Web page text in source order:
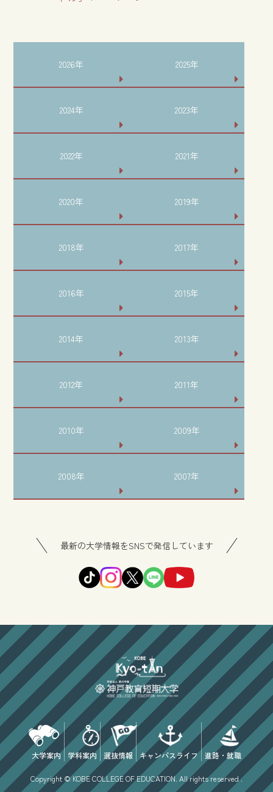
2026年 2025年
2024年 2023年
2022年 2021年
2020年 2019年
2018年 2017年
2016年 2015年
2014年 2013年
2012年 2011年
2010年 2009年
2008年 2007年
最新の大学情報をSNSで発信しています
大学案内 学科案内 選抜情報 キャンパスライフ 進路・就職
Copyright © KOBE COLLEGE OF EDUCATION. All rights reserved .